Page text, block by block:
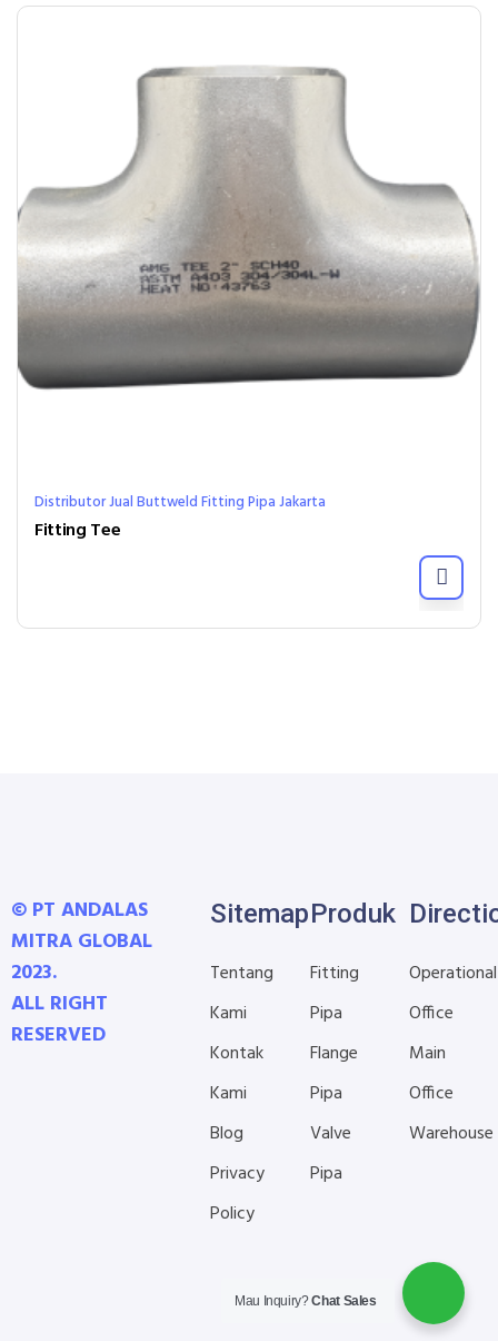
Distributor Jual Buttweld Fitting Pipa Jakarta
Fitting Tee
© PT ANDALAS
MITRA GLOBAL
2023.
ALL RIGHT
RESERVED
Sitemap
Tentang
Kami
Kontak
Kami
Blog
Privacy
Policy
Produk
Fitting
Pipa
Flange
Pipa
Valve
Pipa
Operational
Office
Main
Office
Warehouse
Mau Inquiry?Chat Sales